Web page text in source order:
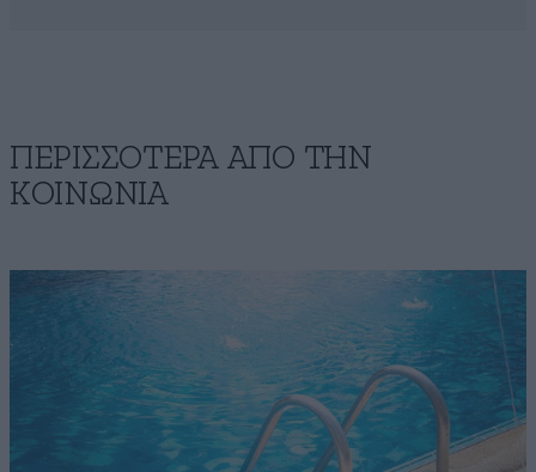
ΠΕΡΙΣΣΟΤΕΡΑ ΑΠΟ ΤΗΝ
ΚΟΙΝΩΝΙΑ